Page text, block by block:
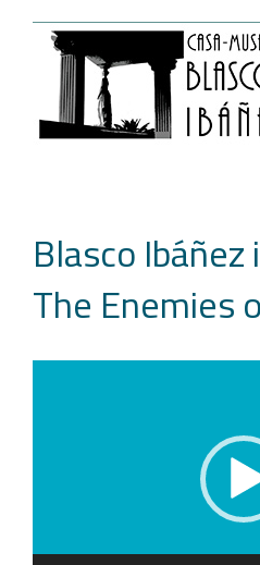
contenido
Blasco
The Enemies